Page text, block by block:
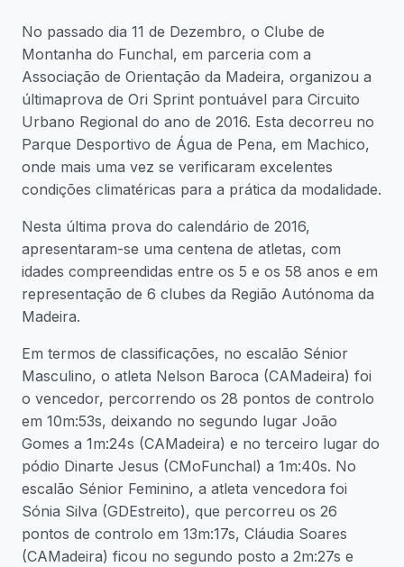
No passado dia 11 de Dezembro, o Clube de
Montanha do Funchal, em parceria com a
Associação de Orientação da Madeira, organizou a
últimaprova de Ori Sprint pontuável para Circuito
Urbano Regional do ano de 2016. Esta decorreu no
Parque Desportivo de Água de Pena, em Machico,
onde mais uma vez se verificaram excelentes
condições climatéricas para a prática da modalidade.
Nesta última prova do calendário de 2016,
apresentaram-se uma centena de atletas, com
idades compreendidas entre os 5 e os 58 anos e em
representação de 6 clubes da Região Autónoma da
Madeira.
Em termos de classificações, no escalão Sénior
Masculino, o atleta Nelson Baroca (CAMadeira) foi
o vencedor, percorrendo os 28 pontos de controlo
em 10m:53s, deixando no segundo lugar João
Gomes a 1m:24s (CAMadeira) e no terceiro lugar do
pódio Dinarte Jesus (CMoFunchal) a 1m:40s. No
escalão Sénior Feminino, a atleta vencedora foi
Sónia Silva (GDEstreito), que percorreu os 26
pontos de controlo em 13m:17s, Cláudia Soares
(CAMadeira) ficou no segundo posto a 2m:27s e